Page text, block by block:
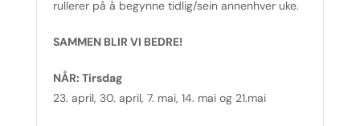
rullerer på å begynne tidlig/sein annenhver uke.
SAMMEN BLIR VI BEDRE!
NÅR: Tirsdag
23. april, 30. april, 7. mai, 14. mai og 21.mai